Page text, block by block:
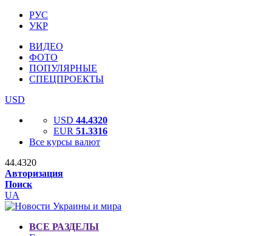
РУС
УКР
ВИДЕО
ФОТО
ПОПУЛЯРНЫЕ
СПЕЦПРОЕКТЫ
USD
USD 44.4320
EUR 51.3316
Все курсы валют
44.4320
Авторизация
Поиск
UA
ВСЕ РАЗДЕЛЫ